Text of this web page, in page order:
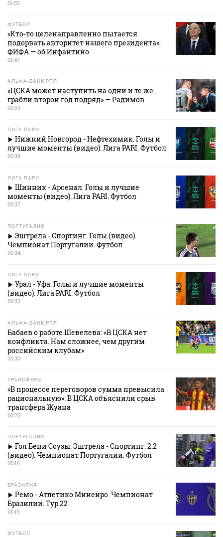
01:55
ФУТБОЛ
«Кто‑то целенаправленно пытается
подорвать авторитет нашего президента».
ФИФА — об Инфантино
01:47
АЛЬФА-БАНК РПЛ
«ЦСКА может наступить на одни и те же
грабли второй год подряд» — Радимов
00:59
ЛИГА ПАРИ
Нижний Новгород - Нефтехимик. Голы и
лучшие моменты (видео). Лига PARI. Футбол
00:38
ЛИГА ПАРИ
Шинник - Арсенал. Голы и лучшие
моменты (видео). Лига PARI. Футбол
00:37
ПОРТУГАЛИЯ
Эштрела - Спортинг. Голы (видео).
Чемпионат Португалии. Футбол
00:34
ЛИГА ПАРИ
Урал - Уфа. Голы и лучшие моменты
(видео). Лига PARI. Футбол
00:32
АЛЬФА-БАНК РПЛ
Бабаев о работе Шевелева: «В ЦСКА нет
конфликта. Нам сложнее, чем другим
российским клубам»
00:30
ТРАНСФЕРЫ
«В процессе переговоров сумма превысила
рациональную». В ЦСКА объяснили срыв
трансфера Жуана
00:20
ПОРТУГАЛИЯ
Гол Бени Соузы. Эштрела - Спортинг. 2:2
(видео). Чемпионат Португалии. Футбол
00:16
БРАЗИЛИЯ
Ремо - Атлетико Минейро. Чемпионат
Бразилии. Тур 22
00:15
ФУТБОЛ